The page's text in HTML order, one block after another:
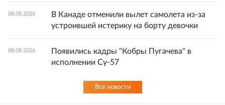
08.08.2026
В Канаде отменили вылет самолета из-за
устроившей истерику на борту девочки
08.08.2026
Появились кадры "Кобры Пугачева" в
исполнении Су-57
Все новости